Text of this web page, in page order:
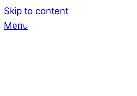
Skip to content
Menu